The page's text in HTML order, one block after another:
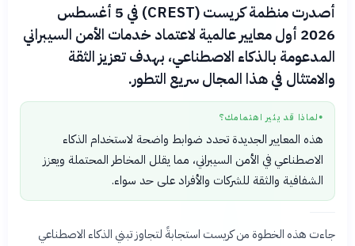
أصدرت منظمة كريست (CREST) في 5 أغسطس
2026 أول معايير عالمية لاعتماد خدمات الأمن السيبراني
المدعومة بالذكاء الاصطناعي، بهدف تعزيز الثقة
والامتثال في هذا المجال سريع التطور.
● لماذا قد يثير اهتمامك؟
هذه المعايير الجديدة تحدد ضوابط واضحة لاستخدام الذكاء
الاصطناعي في الأمن السيبراني، مما يقلل المخاطر المحتملة ويعزز
الشفافية والثقة للشركات والأفراد على حد سواء.
جاءت هذه الخطوة من كريست استجابةً لتجاوز تبني الذكاء الاصطناعي